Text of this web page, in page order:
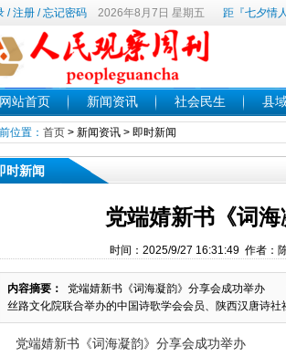
/注册/忘记密码 2026年8月7日 星期五 距『七夕情
网站首页 新闻资讯 社会民生 县
位置： 首页> 新闻资讯> 即时新闻
时新闻
党端婧新书《词
时间：2025/9/27 16:31:49 作者：
内容摘要：
党端婧新书《词海凝韵》分享会成功举办
丝路文化院联合举办的中国诗歌学会会员、陕西汉唐诗
党端婧新书《词海凝韵》分享会成功举办